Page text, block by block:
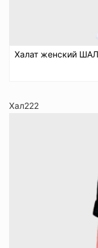
Халат женский
Хал222